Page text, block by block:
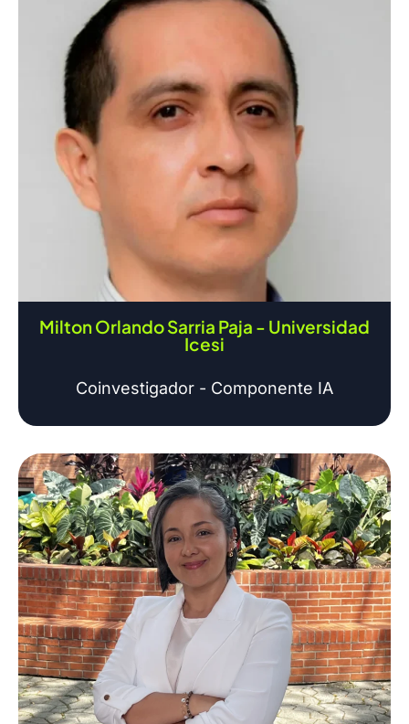
Milton Orlando Sarria Paja - Universidad
Icesi
Coinvestigador - Componente IA